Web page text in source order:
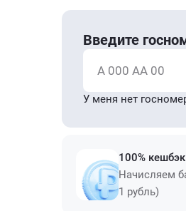
Введите
А 000 АА 00
У меня нет
100%
Начисляем
1 рубль)